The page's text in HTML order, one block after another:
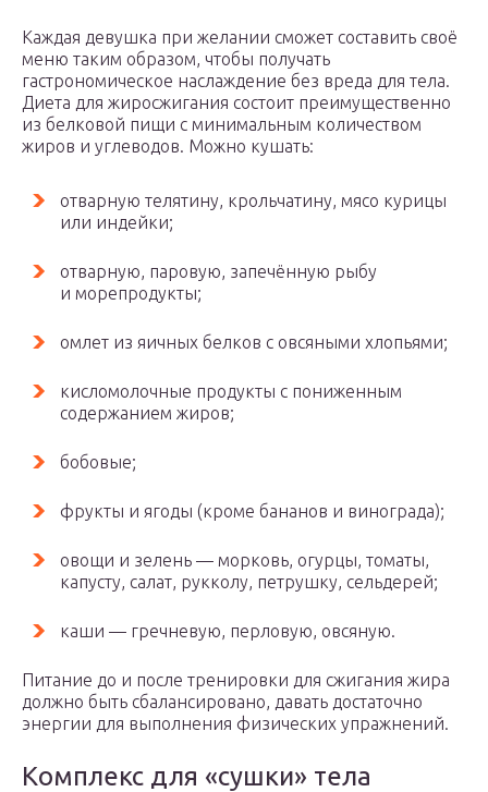
Каждая девушка при желании сможет составить своё
меню таким образом, чтобы получать
гастрономическое наслаждение без вреда для тела.
Диета для жиросжигания состоит преимущественно
из белковой пищи с минимальным количеством
жиров и углеводов. Можно кушать:
отварную телятину, крольчатину, мясо курицы
или индейки;
отварную, паровую, запечённую рыбу
и морепродукты;
омлет из яичных белков с овсяными хлопьями;
кисломолочные продукты с пониженным
содержанием жиров;
бобовые;
фрукты и ягоды (кроме бананов и винограда);
овощи и зелень — морковь, огурцы, томаты,
капусту, салат, рукколу, петрушку, сельдерей;
каши — гречневую, перловую, овсяную.
Питание до и после тренировки для сжигания жира
должно быть сбалансировано, давать достаточно
энергии для выполнения физических упражнений.
Комплекс для «сушки» тела